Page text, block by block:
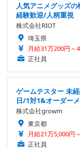
人気アニメグッズ
経験歓迎/人柄重視
株式会社RIOT
埼玉県
月給31万200円～
正社員
ゲームテスター 未
日/1対1&オーダー
株式会社growm
東京都
月給21万5,000円
正社員